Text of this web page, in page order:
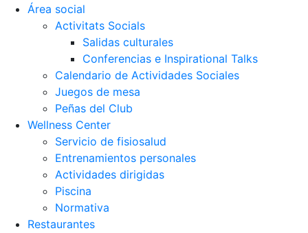
Área social
Activitats Socials
Salidas culturales
Conferencias e Inspirational Talks
Calendario de Actividades Sociales
Juegos de mesa
Peñas del Club
Wellness Center
Servicio de fisiosalud
Entrenamientos personales
Actividades dirigidas
Piscina
Normativa
Restaurantes